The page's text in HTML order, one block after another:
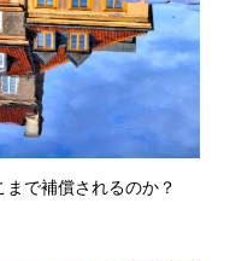
で補償されるのか？